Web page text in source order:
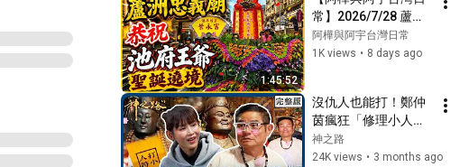
EP15 完整版｜📍新北｜許效
舜 鄭仲茵
23
爆料小時候很皮愛打架！鄭
仲茵想被文昌帝君開智慧竟
拿筆敲頭？【#神之路】
20260124 EP14 完整版｜📍
基隆｜許效舜 鄭仲茵
神之路
24
全台最大天公廟！許效舜見
老朋友馬力歐笑：想換主持
人？抱187cm巨大龍香參拜
成打卡熱點！【#神之路】
20260117 EP13 完整版｜📍
台中｜許效舜 鄭仲茵
神之路
25
神明的代言人！全台最大乩
童訓練班就在這！許效舜做
金條麻糬被讚：可以來上班
神之路
集-2023/10/15
1:45:52
常】2026/7/28 蘆洲
忠義廟恭祝池府王爺
聖誕遶境  #繞境#蘆
阿樺與阿宇台灣日常
1K views • 8 days ago
沒仇人也能打！鄭仲
茵瘋狂「修理小人」
當重訓！！鄭仲茵激
推爆汁甕烤雞！許效
神之路
24K views • 3 months ago